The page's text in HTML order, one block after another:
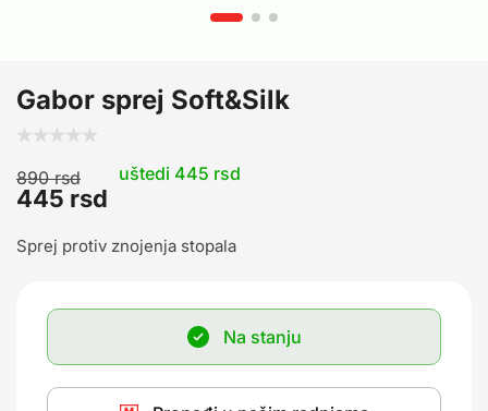
Gabor sprej Soft&Silk
445 rsd
890rsd uštedi 445 rsd
Sprej protiv znojenja stopala
Na stanju